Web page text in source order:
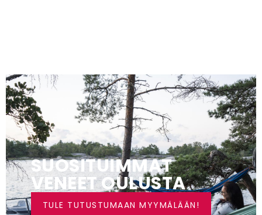
SUOSITUIMMAT
VENEET OULUSTA
TULE TUTUSTUMAAN MYYMÄLÄÄN!